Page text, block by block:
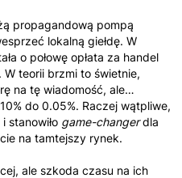
propagandową pompą
lokalną giełdę. W
o połowę opłata za handel
teorii brzmi to świetnie,
na tę wiadomość, ale…
do 0.05%. Raczej wątpliwe,
stanowiło game-changerdla
na tamtejszy rynek.
ale szkoda czasu na ich